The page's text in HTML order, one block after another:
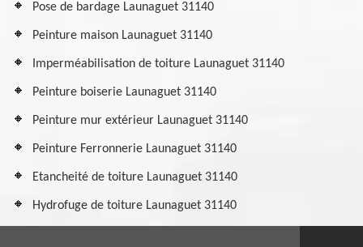
Pose de bardage Launaguet 31140
Peinture maison Launaguet 31140
Imperméabilisation de toiture Launaguet 31140
Peinture boiserie Launaguet 31140
Peinture mur extérieur Launaguet 31140
Peinture Ferronnerie Launaguet 31140
Etancheité de toiture Launaguet 31140
Hydrofuge de toiture Launaguet 31140